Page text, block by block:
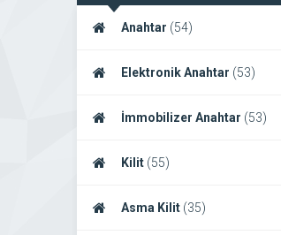
Anahtar (54)
Elektronik Anahtar (53)
İmmobilizer Anahtar (53)
Kilit (55)
Asma Kilit (35)